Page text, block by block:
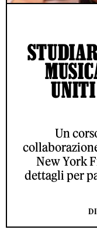
UNITI
Un
New York
dettagli per